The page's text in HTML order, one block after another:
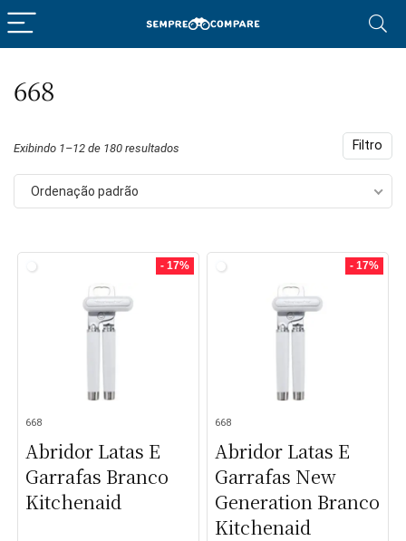
668
Filtro
Exibindo 1–12 de 180 resultados
Ordenação padrão
- 17%
668
Abridor Latas E
Garrafas Branco
Kitchenaid
- 17%
668
Abridor Latas E
Garrafas New
Generation Branco
Kitchenaid